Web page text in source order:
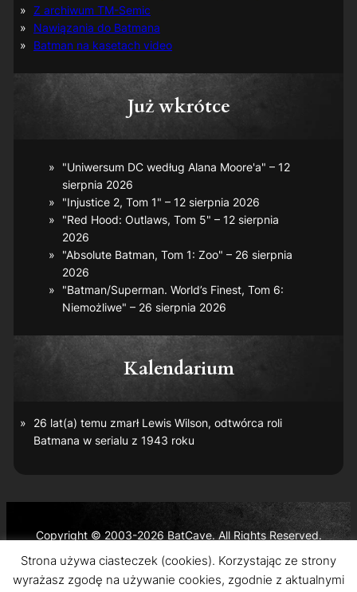
Z archiwum TM-Semic
Nawiązania do Batmana
Batman na kasetach video
Już wkrótce
"Uniwersum DC według Alana Moore'a" – 12
sierpnia 2026
"Injustice 2, Tom 1" – 12 sierpnia 2026
"Red Hood: Outlaws, Tom 5" – 12 sierpnia
2026
"Absolute Batman, Tom 1: Zoo" – 26 sierpnia
2026
"Batman/Superman. World’s Finest, Tom 6:
Niemożliwe" – 26 sierpnia 2026
Kalendarium
26 lat(a) temu zmarł Lewis Wilson, odtwórca roli
Batmana w serialu z 1943 roku
Copyright © 2003-2026 BatCave. All Rights Reserved.
Batman and all related characters and elements are the
trademarks of © DC Comics and Warner Bros. Entertainment
Inc.
Strona używa ciasteczek (cookies). Korzystając ze strony
wyrażasz zgodę na używanie cookies, zgodnie z aktualnymi